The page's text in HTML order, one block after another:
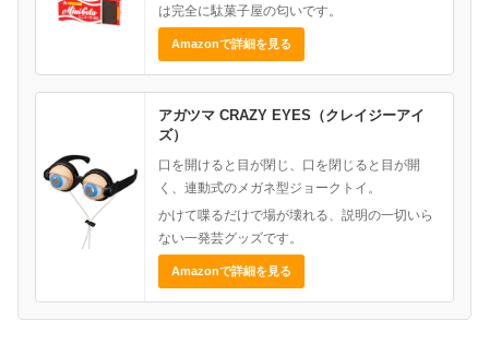
は完全に駄菓子屋の匂いです。
Amazonで詳細を見る
アガツマ CRAZY EYES（クレイジーアイ
ズ）
口を開けると目が閉じ、口を閉じると目が開
く、連動式のメガネ型ジョークトイ。
かけて喋るだけで場が壊れる、説明の一切いら
ない一発芸グッズです。
Amazonで詳細を見る